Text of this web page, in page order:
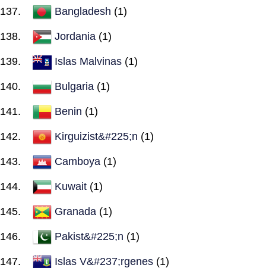
Bangladesh (1)
Jordania (1)
Islas Malvinas (1)
Bulgaria (1)
Benin (1)
Kirguizist&#225;n (1)
Camboya (1)
Kuwait (1)
Granada (1)
Pakist&#225;n (1)
Islas V&#237;rgenes (1)